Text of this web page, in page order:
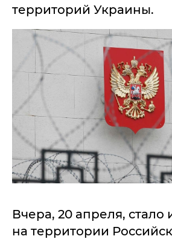
территорий Украины.
Вчера, 20 апреля, стало
на территории